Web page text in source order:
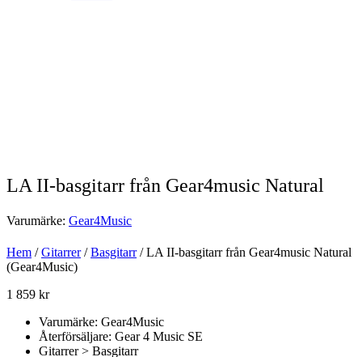
LA II-basgitarr från Gear4music Natural
Varumärke: Gear4Music
Hem /Gitarrer/Basgitarr/ LA II-basgitarr från Gear4music Natural
(Gear4Music)
1 859 kr
Varumärke: Gear4Music
Återförsäljare: Gear 4 Music SE
Gitarrer > Basgitarr